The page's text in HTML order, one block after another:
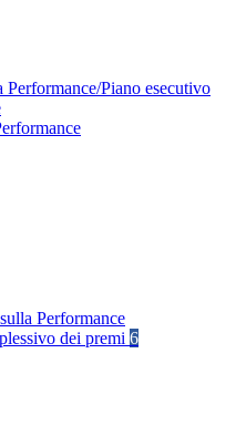
Performance/Piano esecutivo
Performance
dei premi 6